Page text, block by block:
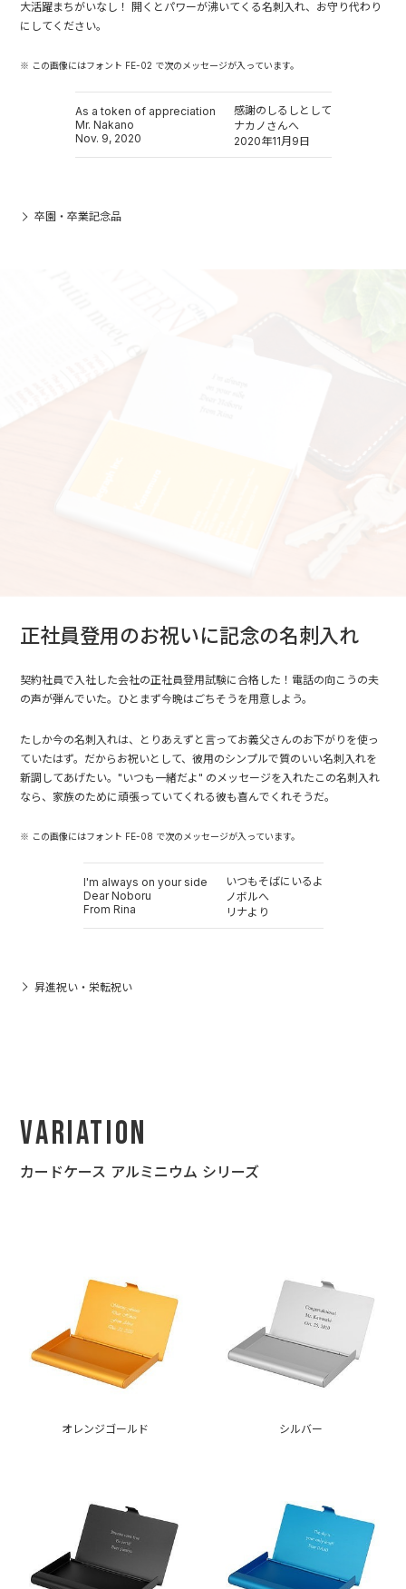
大活躍まちがいなし！ 開くとパワーが沸いてくる名刺入れ、お守り代わり
にしてください。
※ この画像にはフォント FE-02 で次のメッセージが入っています。
As a token of appreciation
Mr. Nakano
Nov. 9, 2020
感謝のしるしとして
ナカノさんへ
2020年11月9日
卒園・卒業記念品
正社員登用のお祝いに記念の名刺入れ
契約社員で入社した会社の正社員登用試験に合格した！電話の向こうの夫
の声が弾んでいた。ひとまず今晩はごちそうを用意しよう。
たしか今の名刺入れは、とりあえずと言ってお義父さんのお下がりを使っ
ていたはず。だからお祝いとして、彼用のシンプルで質のいい名刺入れを
新調してあげたい。"いつも一緒だよ" のメッセージを入れたこの名刺入れ
なら、家族のために頑張っていてくれる彼も喜んでくれそうだ。
※ この画像にはフォント FE-08 で次のメッセージが入っています。
I'm always on your side
Dear Noboru
From Rina
いつもそばにいるよ
ノボルへ
リナより
昇進祝い・栄転祝い
Variation
カードケース アルミニウム シリーズ
オレンジゴールド シルバー